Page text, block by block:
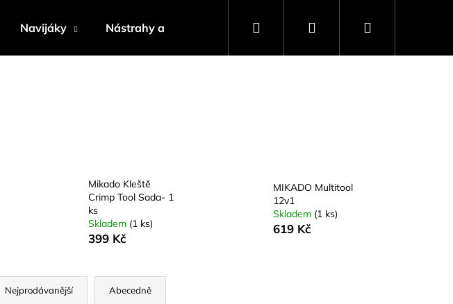
Navijáky Nástrahy a návnady Stojany a signalizátory
Hledat PřihlášeníNákupní
Mikado Kleště
Crimp Tool Sada- 1
ks
Skladem (1 ks)
399 Kč
MIKADO Multitool
12v1
Skladem (1 ks)
619 Kč
Nejprodávanější Abecedně